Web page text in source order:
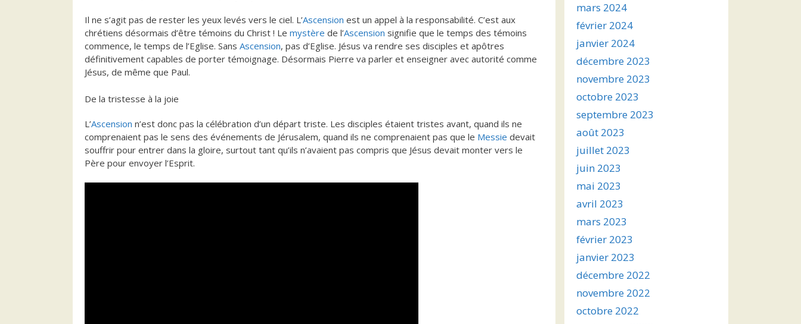
Il ne s’agit pas de rester les yeux levés vers le ciel. L’Ascension est un appel à la responsabilité. C’est aux
chrétiens désormais d’être témoins du Christ ! Le mystère de l’Ascension signifie que le temps des témoins
commence, le temps de l’Eglise. Sans Ascension, pas d’Eglise. Jésus va rendre ses disciples et apôtres
définitivement capables de porter témoignage. Désormais Pierre va parler et enseigner avec autorité comme
Jésus, de même que Paul.
De la tristesse à la joie
L’Ascension n’est donc pas la célébration d’un départ triste. Les disciples étaient tristes avant, quand ils ne
comprenaient pas le sens des événements de Jérusalem, quand ils ne comprenaient pas que le Messie devait
souffrir pour entrer dans la gloire, surtout tant qu’ils n’avaient pas compris que Jésus devait monter vers le
Père pour envoyer l’Esprit.
mars 2024
février 2024
janvier 2024
décembre 2023
novembre 2023
octobre 2023
septembre 2023
août 2023
juillet 2023
juin 2023
mai 2023
avril 2023
mars 2023
février 2023
janvier 2023
décembre 2022
novembre 2022
octobre 2022